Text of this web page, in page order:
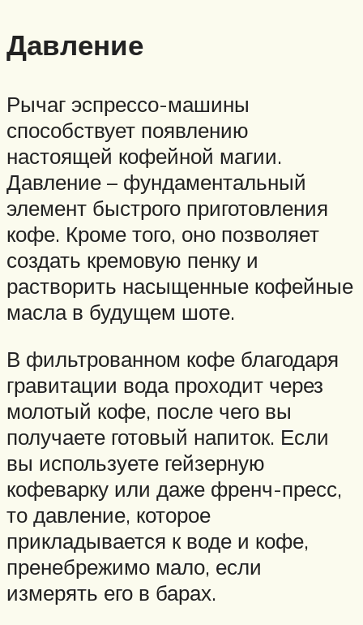
Давление
Рычаг эспрессо-машины
способствует появлению
настоящей кофейной магии.
Давление – фундаментальный
элемент быстрого приготовления
кофе. Кроме того, оно позволяет
создать кремовую пенку и
растворить насыщенные кофейные
масла в будущем шоте.
В фильтрованном кофе благодаря
гравитации вода проходит через
молотый кофе, после чего вы
получаете готовый напиток. Если
вы используете гейзерную
кофеварку или даже френч-пресс,
то давление, которое
прикладывается к воде и кофе,
пренебрежимо мало, если
измерять его в барах.